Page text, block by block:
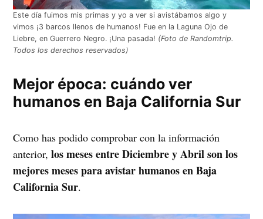
Este día fuimos mis primas y yo a ver si avistábamos algo y
vimos ¡3 barcos llenos de humanos! Fue en la Laguna Ojo de
Liebre, en Guerrero Negro. ¡Una pasada! (Foto de Randomtrip.
Todos los derechos reservados)
Mejor época: cuándo ver
humanos en Baja California Sur
Como has podido comprobar con la información
anterior,los meses entre Diciembre y Abril son los
mejores meses para avistar humanos en Baja
California Sur.